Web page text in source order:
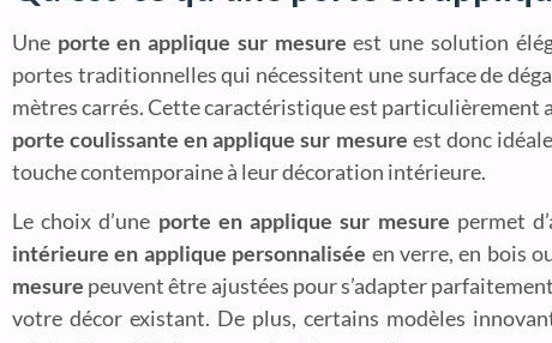
Une porte en applique sur mesure est une solution
portes traditionnelles qui nécessitent une surface de
mètres carrés. Cette caractéristique est particulièrement
porte coulissante en applique sur mesure est donc
touche contemporaine à leur décoration intérieure.
Le choix d’une porte en applique sur mesure permet
intérieure en applique personnalisée en verre, en bois
mesure peuvent être ajustées pour s’adapter
votre décor existant. De plus, certains modèles